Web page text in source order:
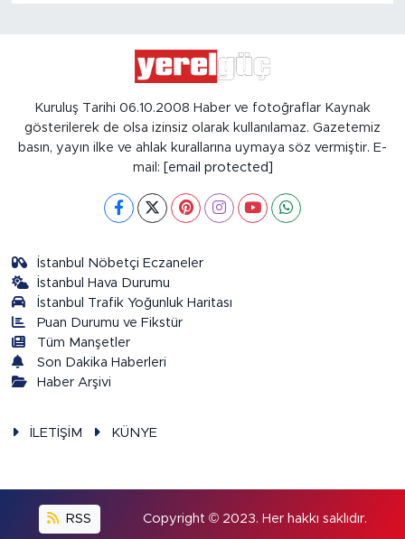
Kuruluş Tarihi 06.10.2008 Haber ve fotoğraflar Kaynak
gösterilerek de olsa izinsiz olarak kullanılamaz. Gazetemiz
basın, yayın ilke ve ahlak kurallarına uymaya söz vermiştir. E-
mail: [email protected]
İstanbul Nöbetçi Eczaneler
İstanbul Hava Durumu
İstanbul Trafik Yoğunluk Haritası
Puan Durumu ve Fikstür
Tüm Manşetler
Son Dakika Haberleri
Haber Arşivi
İLETİŞİM KÜNYE
RSS Copyright © 2023. Her hakkı saklıdır.